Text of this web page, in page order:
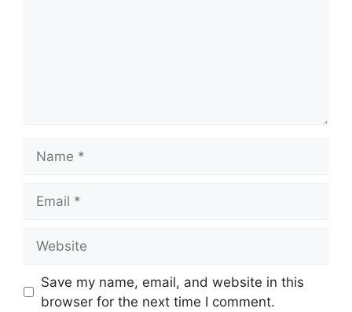
Save my name, email, and website in this
browser for the next time I comment.